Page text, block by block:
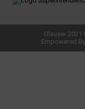
Glauser
Empowered By